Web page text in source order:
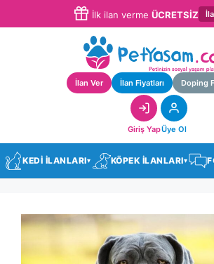
İlk ilan verme ÜCRETSİZ
İlan Ver İlan Fiyatları Doping
Giriş YapÜye Ol
KEDİ İLANLARI▾ KÖPEK İLANLARI▾